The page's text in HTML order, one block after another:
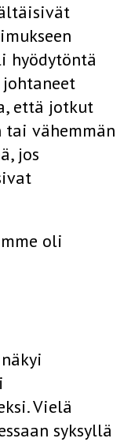
hyödytöntä
että jotkut
vähemmän
jos
oli
Vielä
syksyllä